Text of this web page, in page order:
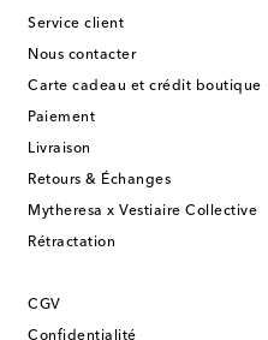
Service client
Nous contacter
Carte cadeau et crédit boutique
Paiement
Livraison
Retours & Échanges
Mytheresa x Vestiaire Collective
Rétractation
CGV
Confidentialité